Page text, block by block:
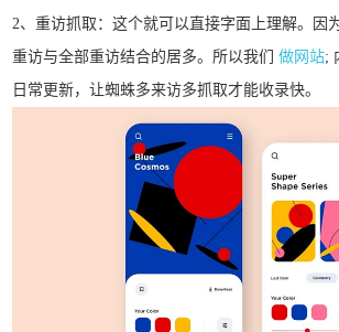
2、重访抓取：这个就可以直接字面上理解。因
重访与全部重访结合的居多。所以我们做网站;
日常更新，让蜘蛛多来访多抓取才能收录快。